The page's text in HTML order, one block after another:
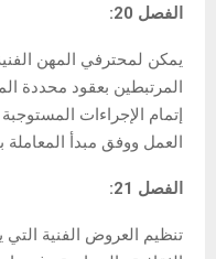
الفصل 20:
يمكن لمحترفي المهن
المرتبطين بعقود محددة
إتمام الإجراءات
العمل ووفق مبدأ المعاملة
الفصل 21:
تنظيم العروض الفنية